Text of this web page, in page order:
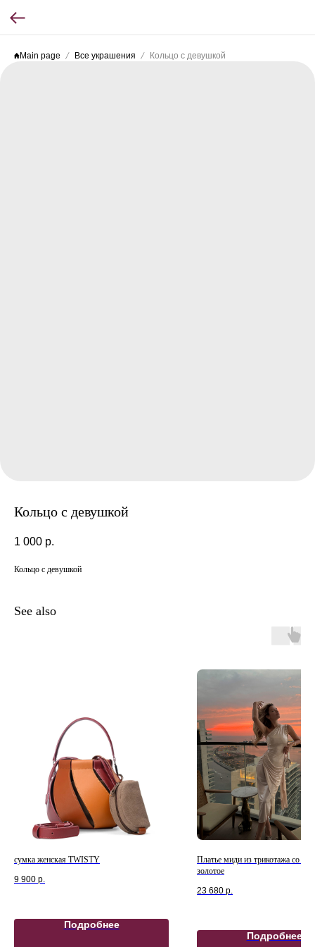
Main page Все украшения Кольцо с девушкой
Кольцо с девушкой
1 000 р.
Кольцо с девушкой
See also
сумка женская TWISTY
9 900 р.
Подробнее
Платье миди из трикотажа со
золотое
23 680 р.
Подробнее